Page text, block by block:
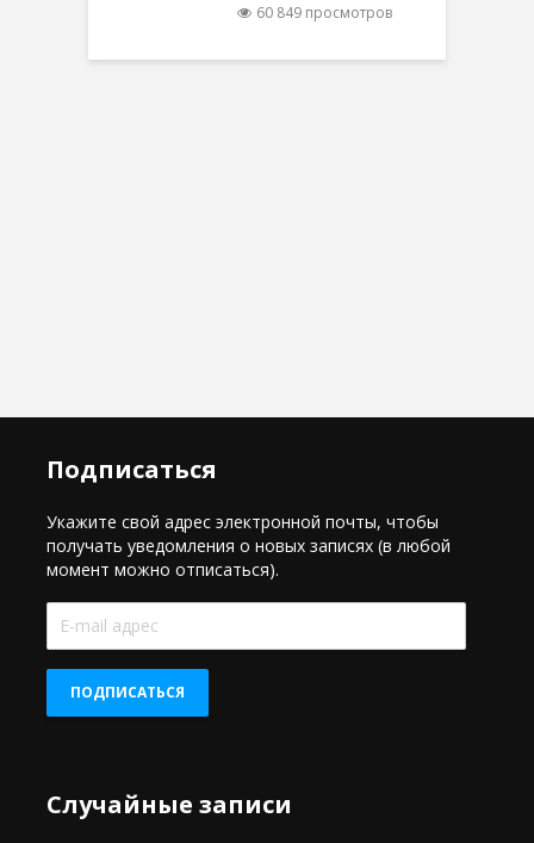
60 849 просмотров
Подписаться
Укажите свой адрес электронной почты, чтобы
получать уведомления о новых записях (в любой
момент можно отписаться).
E-
mail
ПОДПИСАТЬСЯ
Случайные записи